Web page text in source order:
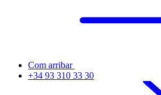
Com arribar
+34 93 310 33 30